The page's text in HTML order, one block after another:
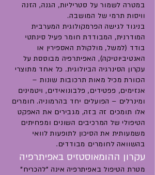
במטרה לשמור על סטריליות, הגנה, הזנה
וויסות תרמי של המושבה.
בניגוד לגישה הפרמקולוגית המערבית
המודרנית, המבודדת חומר פעיל סינתטי
בודד (למשל, מולקולת האספירין או
האנטיביוטיקה), האפיתרפיה מבוססת על
עקרון הסינרגיה הביולוגית. כל אחד מתוצרי
הכוורת מכיל מאות תרכובות שונות –
אנזימים, פפטידים, פלבונואידים, ויטמינים
ומינרלים – הפועלים יחד בהרמוניה. חומרים
אלו תומכים זה בזה, מגבירים את האפקט
הטיפולי של המרכיבים השונים ומפחיתים
משמעותית את הסיכון לתופעות לוואי
בהשוואה לחומרים מבודדים.
עקרון ההומאוסטזיס באפיתרפיה
מטרת הטיפול באפיתרפיה אינה "להכריח"